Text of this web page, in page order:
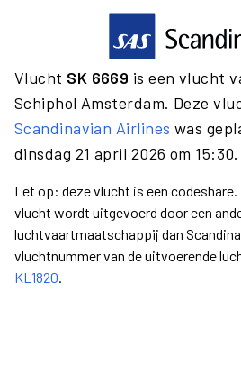
Vlucht SK 6669 is een vlucht
Schiphol Amsterdam. Deze
Scandinavian Airlines was
dinsdag 21 april 2026 om 15:30.
Let op: deze vlucht is een
vlucht wordt uitgevoerd door een
luchtvaartmaatschappij dan
vluchtnummer van de uitvoerende
KL1820.